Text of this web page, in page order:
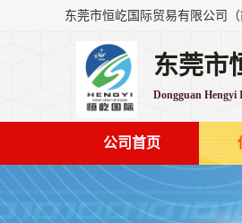
东莞市
Dongguan
公司首页